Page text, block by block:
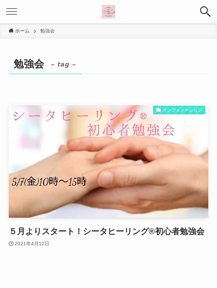
ホーム 勉強会
勉強会 – tag –
インフォメーション
５月よりスタート！シータヒーリング®初心者勉強会
2021年4月12日